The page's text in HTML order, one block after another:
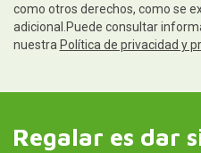
como otros derechos, como se
adicional.Puede consultar
nuestra Política de privacidad y
Regalar es dar